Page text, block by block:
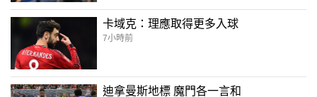
卡域克：理應取得更多入球
7小時前
迪拿曼斯地標 魔門各一言和